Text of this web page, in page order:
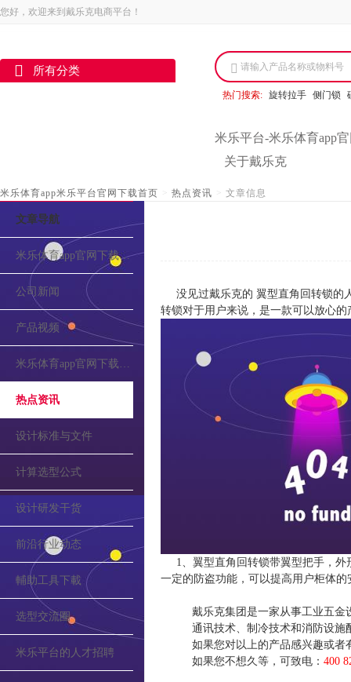
您好，欢迎来到戴乐克电商平台！
所有分类 请输入产品名称或物料号
热门搜索: 旋转拉手 侧门锁
米乐平台-米乐体育app
关于戴乐克
米乐体育app米乐平台官网下载首页 > 热点资讯 > 文章信息
文章导航
米乐体育app官网下载的介绍
公司新闻
产品视频
米乐体育app官网下载的公告
热点资讯
设计标准与文件
计算选型公式
设计研发干货
前沿行业动态
輔助工具下載
选型交流圈
米乐平台的人才招聘
没见过戴乐克的 翼型直角回转锁的
转锁对于用户来说，是一款可以放心的
1、翼型直角回转锁带翼型把手，
一定的防盗功能，可以提高用户柜体
戴乐克集团是一家从事工业五金
通讯技术、制冷技术和消防设
如果您对以上的产品感兴趣或者
如果您不想久等，可致电： 400